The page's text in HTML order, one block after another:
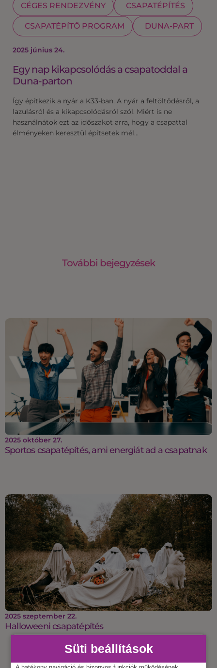
CÉGES RENDEZVÉNY CSAPATÉPÍTÉS
CSAPATÉPÍTŐ PROGRAM DUNA-PART
2025 június 24.
Egy nap kikapcsolódás a csapatoddal a
Duna-parton
Így építkezik a nyár a K33-ban. A nyár a feltöltődésről, a
lazulásról és a kikapcsolódásról szól. Miért is ne
használnátok ezt az időszakot arra, hogy a csapattal
élményeken keresztül építsetek mél…
További bejegyzések
2025 október 27.
Sportos csapatépítés, ami energiát ad a csapatnak
2025 szeptember 22.
Halloweeni csapatépítés
Süti beállítások